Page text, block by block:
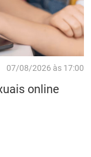
07/08/2026 às 17:00
online